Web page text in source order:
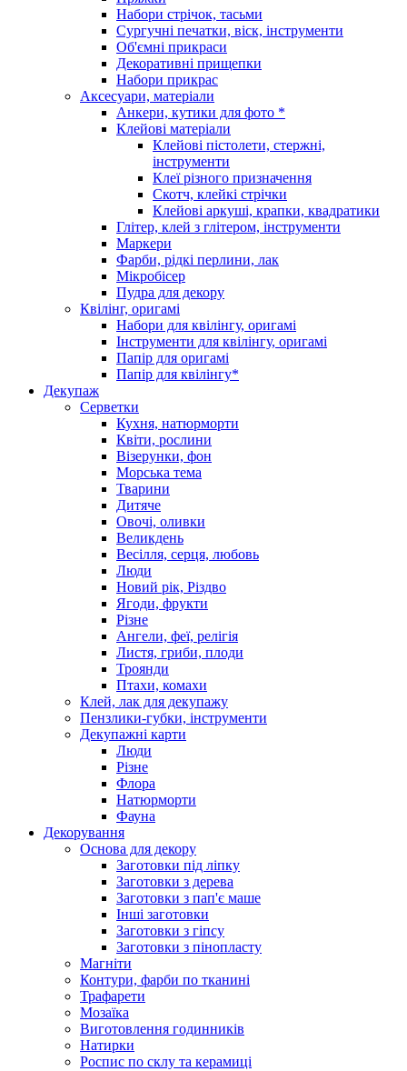
Набори стрічок, тасьми
Сургучні печатки, віск, інструменти
Об'ємні прикраси
Декоративні прищепки
Набори прикрас
Аксесуари, матеріали
Анкери, кутики для фото *
Клейові матеріали
Клейові пістолети, стержні,
інструменти
Клеї різного призначення
Скотч, клейкі стрічки
Клейові аркуші, крапки, квадратики
Глітер, клей з глітером, інструменти
Маркери
Фарби, рідкі перлини, лак
Мікробісер
Пудра для декору
Квілінг, оригамі
Набори для квілінгу, оригамі
Інструменти для квілінгу, оригамі
Папір для оригамі
Папір для квілінгу*
Декупаж
Серветки
Кухня, натюрморти
Квіти, рослини
Візерунки, фон
Морська тема
Тварини
Дитяче
Овочі, оливки
Великдень
Весілля, серця, любовь
Люди
Новий рік, Різдво
Ягоди, фрукти
Різне
Ангели, феї, релігія
Листя, гриби, плоди
Троянди
Птахи, комахи
Клей, лак для декупажу
Пензлики-губки, інструменти
Декупажні карти
Люди
Різне
Флора
Натюрморти
Фауна
Декорування
Основа для декору
Заготовки під ліпку
Заготовки з дерева
Заготовки з пап'є маше
Інші заготовки
Заготовки з гіпсу
Заготовки з пінопласту
Магніти
Контури, фарби по тканині
Трафарети
Мозаїка
Виготовлення годинників
Натирки
Роспис по склу та керамиці